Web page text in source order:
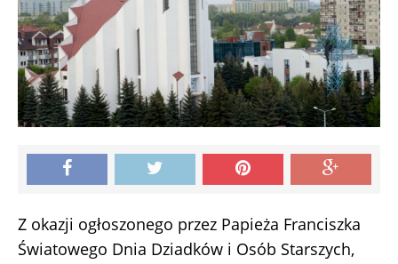
Z okazji ogłoszonego przez Papieża Franciszka
Światowego Dnia Dziadków i Osób Starszych,